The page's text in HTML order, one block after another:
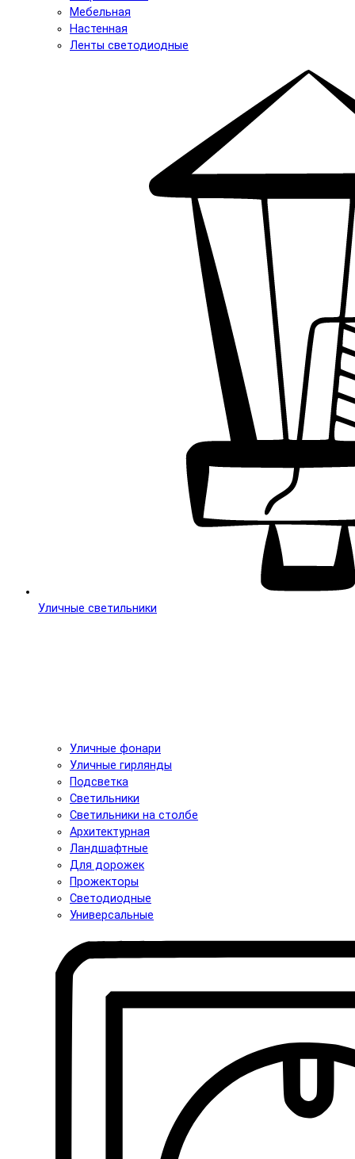
Мебельная
Настенная
Ленты светодиодные
Уличные светильники
Уличные фонари
Уличные гирлянды
Подсветка
Светильники
Светильники на столбе
Архитектурная
Ландшафтные
Для дорожек
Прожекторы
Светодиодные
Универсальные